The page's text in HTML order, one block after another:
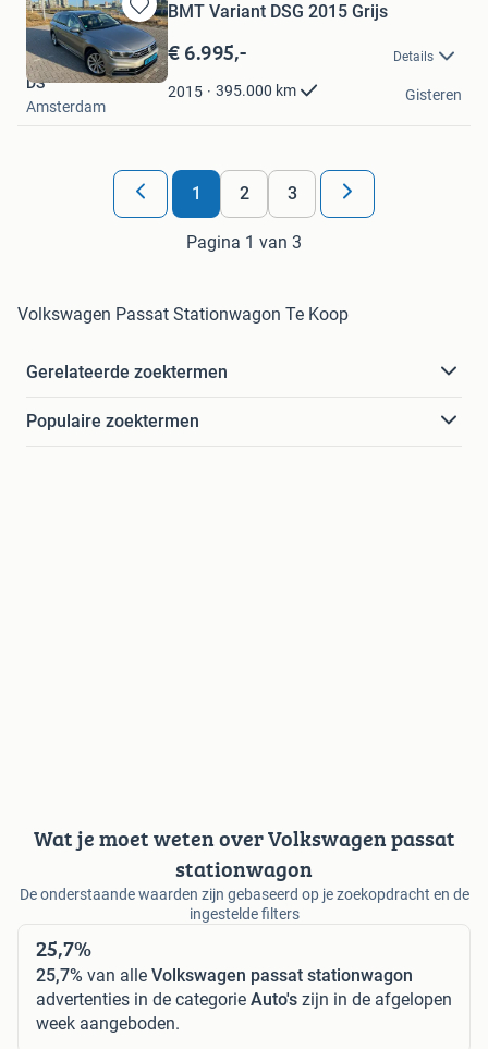
Bewaren
in
Mijn
Favorieten
BMT Variant DSG 2015 Grijs
€ 6.995,- Details
2015 395.000 km
DS
Amsterdam
Gisteren
1 2 3
Pagina 1 van 3
Volkswagen Passat Stationwagon Te Koop
Gerelateerde zoektermen
Populaire zoektermen
Wat je moet weten over Volkswagen passat
stationwagon
De onderstaande waarden zijn gebaseerd op je zoekopdracht en de
ingestelde filters
25,7%
25,7% van alle Volkswagen passat stationwagon
advertenties in de categorie Auto's zijn in de afgelopen
week aangeboden.